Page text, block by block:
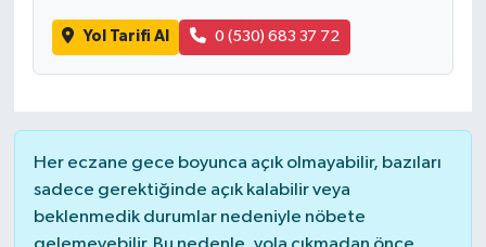
Yol Tarifi Al 0 (530) 683 37 72
Her eczane gece boyunca açık olmayabilir, bazıları
sadece gerektiğinde açık kalabilir veya
beklenmedik durumlar nedeniyle nöbete